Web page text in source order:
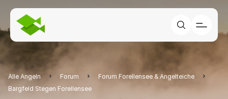
Alle Angeln Forum
Forum Forellensee & Angelteiche
Bargfeld Stegen Forellensee